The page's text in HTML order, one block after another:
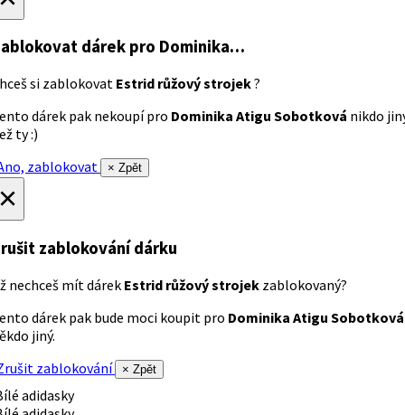
dárek pro Dominika…
si zablokovat Estrid růžový strojek?
dárek pak nekoupí pro Dominika Atigu Sobotková nikdo
ty :)
zablokovat
× Zpět
zablokování dárku
nechceš mít dárek Estrid růžový strojek zablokovaný?
dárek pak bude moci koupit pro Dominika Atigu Sobotková
jiný.
zablokování
× Zpět